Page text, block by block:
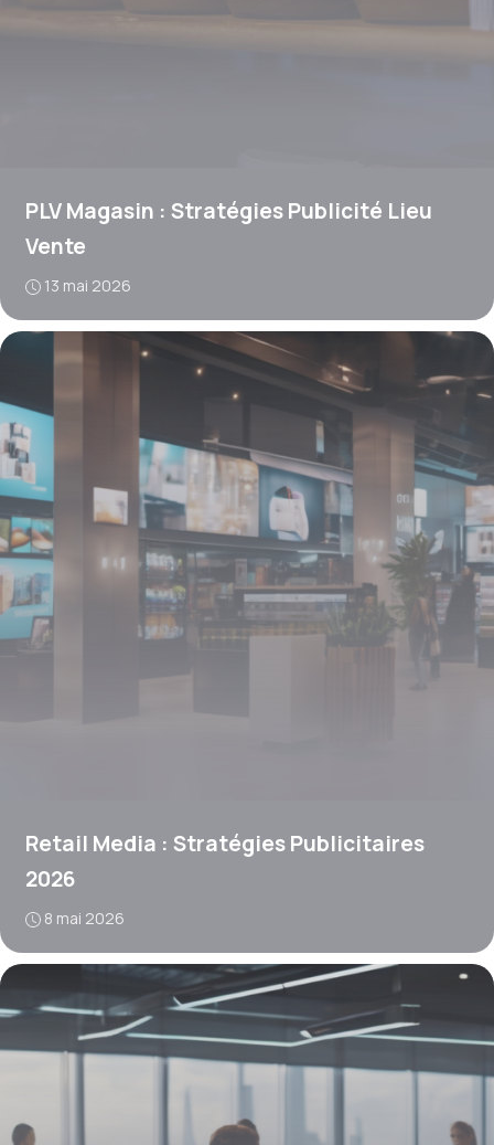
PLV Magasin : Stratégies Publicité Lieu
Vente
13 mai 2026
Retail Media : Stratégies Publicitaires
2026
8 mai 2026